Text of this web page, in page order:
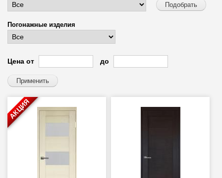
Погонажные изделия
Цена от до
АКЦИЯ